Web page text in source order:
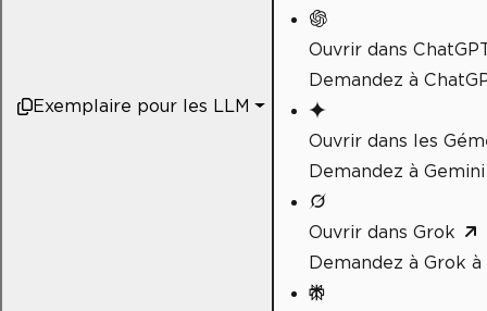
Exemplaire pour les LLM
Ouvrir dans
Demandez à
Ouvrir dans les
Demandez à
Ouvrir dans Grok
Demandez à Grok